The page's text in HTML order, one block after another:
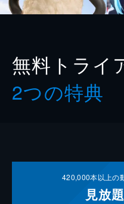
無料トライ
2つの特典
420,000本以上の
見放題